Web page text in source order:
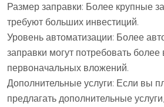
Размер заправки: Более крупные
требуют больших инвестиций.
Уровень автоматизации: Более
заправки могут потребовать более
первоначальных вложений.
Дополнительные услуги: Если вы
предлагать дополнительные